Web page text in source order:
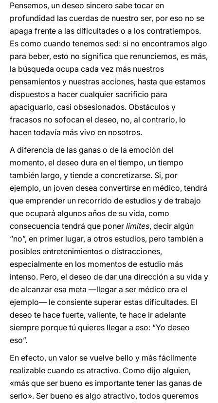
Pensemos, un deseo sincero sabe tocar en
profundidad las cuerdas de nuestro ser, por eso no se
apaga frente a las dificultades o a los contratiempos.
Es como cuando tenemos sed: si no encontramos algo
para beber, esto no significa que renunciemos, es más,
la búsqueda ocupa cada vez más nuestros
pensamientos y nuestras acciones, hasta que estamos
dispuestos a hacer cualquier sacrificio para
apaciguarlo, casi obsesionados. Obstáculos y
fracasos no sofocan el deseo, no, al contrario, lo
hacen todavía más vivo en nosotros.
A diferencia de las ganas o de la emoción del
momento, el deseo dura en el tiempo, un tiempo
también largo, y tiende a concretizarse. Si, por
ejemplo, un joven desea convertirse en médico, tendrá
que emprender un recorrido de estudios y de trabajo
que ocupará algunos años de su vida, como
consecuencia tendrá que poner límites, decir algún
“no”, en primer lugar, a otros estudios, pero también a
posibles entretenimientos o distracciones,
especialmente en los momentos de estudio más
intenso. Pero, el deseo de dar una dirección a su vida y
de alcanzar esa meta —llegar a ser médico era el
ejemplo— le consiente superar estas dificultades. El
deseo te hace fuerte, valiente, te hace ir adelante
siempre porque tú quieres llegar a eso: “Yo deseo
eso”.
En efecto, un valor se vuelve bello y más fácilmente
realizable cuando es atractivo. Como dijo alguien,
«más que ser bueno es importante tener las ganas de
serlo». Ser bueno es algo atractivo, todos queremos